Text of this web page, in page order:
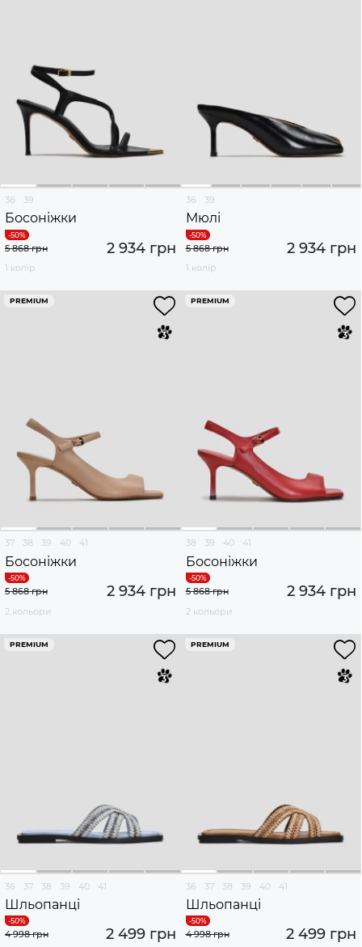
36 39
Босоніжки
2 934 грн
5 868 грн
1 колір
36 39
Мюлі
2 934 грн
5 868 грн
1 колір
PREMIUM
37 38 39 40 41
Босоніжки
2 934 грн
5 868 грн
2 кольори
PREMIUM
38 39 40 41
Босоніжки
2 934 грн
5 868 грн
2 кольори
PREMIUM
36 37 38 39 40 41
Шльопанці
2 499 грн
4 998 грн
PREMIUM
36 37 38 39 40 41
Шльопанці
2 499 грн
4 998 грн